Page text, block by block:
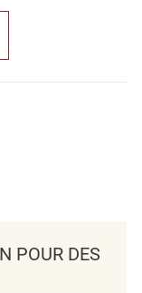
POUR DES